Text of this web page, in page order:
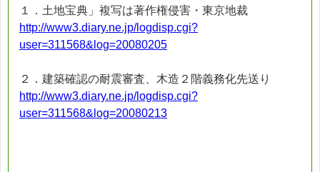
１．土地宝典」複写は著作権侵害・東京地裁
http://www3.diary.ne.jp/logdisp.cgi?
user=311568&log=20080205
２．建築確認の耐震審査、木造２階義務化先送り
http://www3.diary.ne.jp/logdisp.cgi?
user=311568&log=20080213